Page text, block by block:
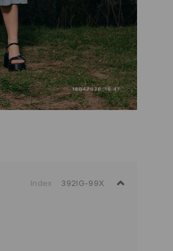
Index 392IG-99X